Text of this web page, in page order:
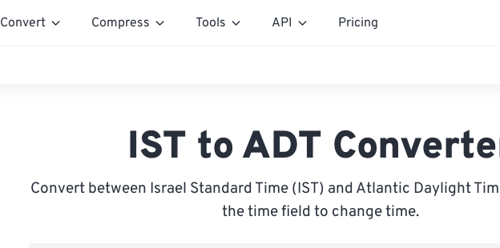
Convert Compress Tools API Pricing
IST to ADT
Convert between Israel Standard Time (IST) and Atlantic Daylight
the time field to change time.